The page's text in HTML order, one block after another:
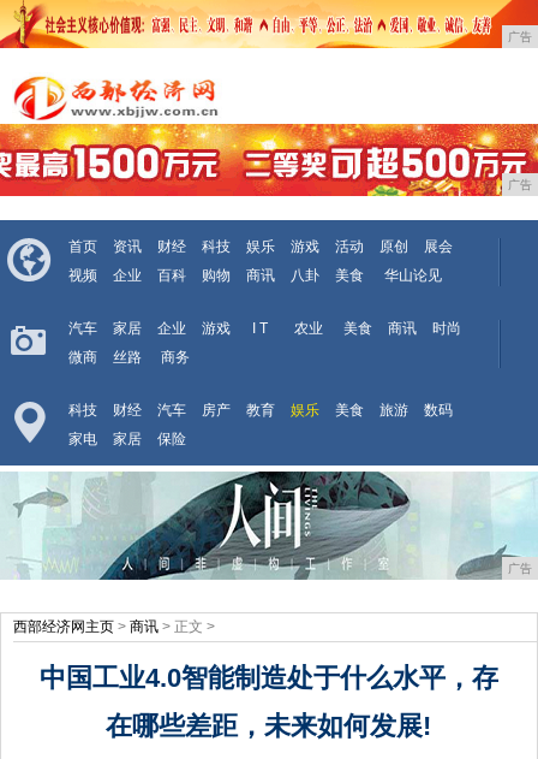
广告
广告
首页 资讯 财经 科技 娱乐 游戏 活动 原创
展会
视频
企业 百科 购物 商讯 八卦 美食 华山论见
汽车 家居 企业 游戏 I T 农业 美食 商讯
时尚
微商
丝路 商务
科技 财经 汽车 房产 教育 娱乐 美食 旅游
数码
家电
家居 保险
广告
西部经济网主页 > 商讯 > 正文 >
中国工业4.0智能制造处于什么水平，存
在哪些差距，未来如何发展!